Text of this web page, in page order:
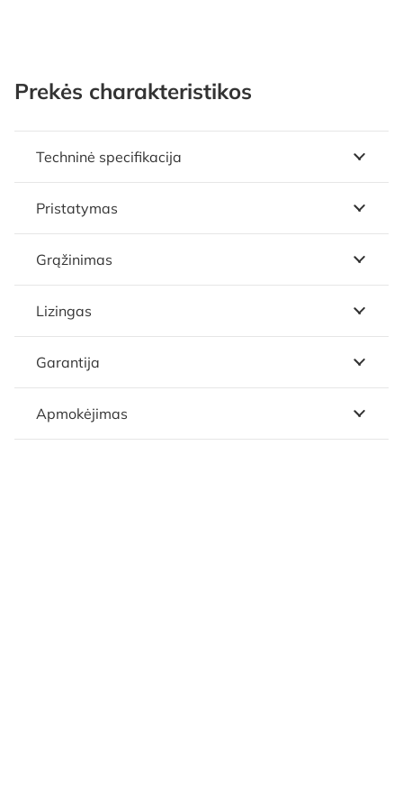
Prekės charakteristikos
Techninė specifikacija
Pristatymas
Grąžinimas
Lizingas
Garantija
Apmokėjimas